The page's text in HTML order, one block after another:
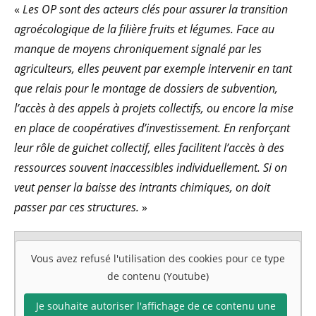
« Les OP sont des acteurs clés pour assurer la transition
agroécologique de la filière fruits et légumes. Face au
manque de moyens chroniquement signalé par les
agriculteurs, elles peuvent par exemple intervenir en tant
que relais pour le montage de dossiers de subvention,
l’accès à des appels à projets collectifs, ou encore la mise
en place de coopératives d’investissement. En renforçant
leur rôle de guichet collectif, elles facilitent l’accès à des
ressources souvent inaccessibles individuellement. Si on
veut penser la baisse des intrants chimiques, on doit
passer par ces structures. »
Vous avez refusé l'utilisation des cookies pour ce type
de contenu (Youtube)
Je souhaite autoriser l'affichage de ce contenu une